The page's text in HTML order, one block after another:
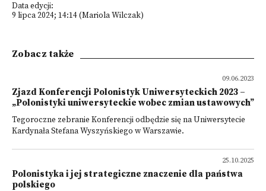
Data edycji:
9 lipca 2024; 14:14 (Mariola Wilczak)
Zobacz także
09.06.2023
Zjazd Konferencji Polonistyk Uniwersyteckich 2023 –
„Polonistyki uniwersyteckie wobec zmian ustawowych”
Tegoroczne zebranie Konferencji odbędzie się na Uniwersytecie
Kardynała Stefana Wyszyńskiego w Warszawie.
25.10.2025
Polonistyka i jej strategiczne znaczenie dla państwa
polskiego